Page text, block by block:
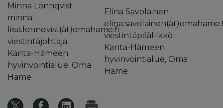
Minna Lönnqvist
minna-
liisa.lonnqvist(ät)omahame.fi
viestintäjohtaja
Kanta-Hämeen
hyvinvointialue. Oma
Häme
Elina Savolainen
viestintäpäällikkö
Kanta-Hämeen
hyvinvointialue, Oma
Häme